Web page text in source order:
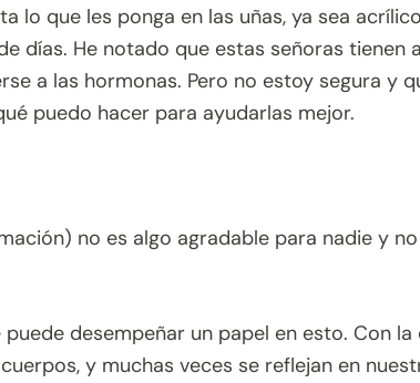
lo que les ponga en las uñas, ya sea
días. He notado que estas señoras tienen
a las hormonas. Pero no estoy segura y
puedo hacer para ayudarlas mejor.
no es algo agradable para nadie y
desempeñar un papel en esto. Con
y muchas veces se reflejan en